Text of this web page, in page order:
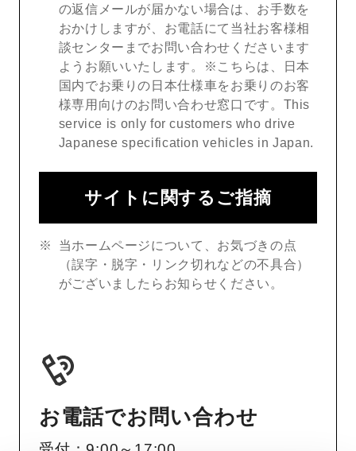
の返信メールが届かない場合は、お手数を
おかけしますが、お電話にて当社お客様相
談センターまでお問い合わせくださいます
ようお願いいたします。※こちらは、日本
国内でお乗りの日本仕様車をお乗りのお客
様専用向けのお問い合わせ窓口です。This
service is only for customers who drive
Japanese specification vehicles in Japan.
サイトに関するご指摘
当ホームページについて、お気づきの点
（誤字・脱字・リンク切れなどの不具合）
がございましたらお知らせください。
お電話でお問い合わせ